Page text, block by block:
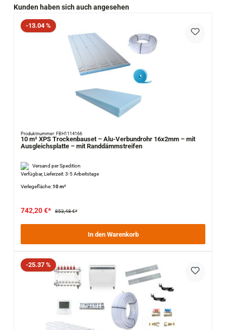
Produktgalerie überspringen
Kunden haben sich auch angesehen
Rabatt
-13.04 %
Produktnummer: FBH1114166
10 m² XPS Trockenbauset – Alu-Verbundrohr 16x2mm – mit
Ausgleichsplatte – mit Randdämmstreifen
Versand per Spedition
Verfügbar, Lieferzeit: 3-5 Arbeitstage
Verlegefläche:10 m²
742,20 €* 853,48 €*
In den Warenkorb
Rabatt
-25.37 %